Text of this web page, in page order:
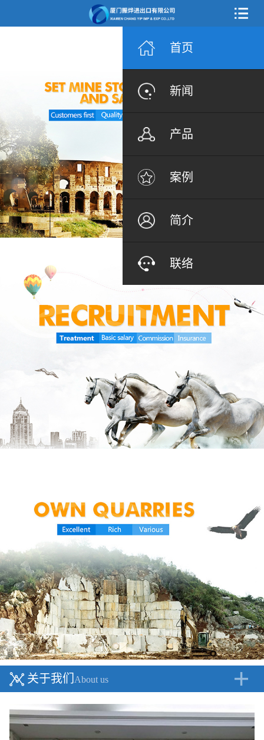
首页
新闻
产品
案例
简介
联络
关于我们 About us